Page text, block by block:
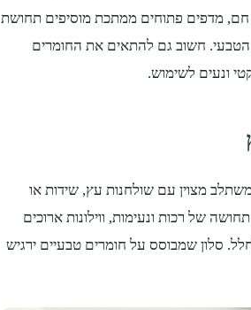
מדפים פתוחים ממתכת מוסיפים תחושת
הטבעי. חשוב גם להתאים את החומרים
ונעים לשימוש.
מצוין עם שולחנות עץ, שידות או
של רכות ונעימות, ווילונות ארוכים
סלון שמבוסס על חומרים טבעיים ירגיש